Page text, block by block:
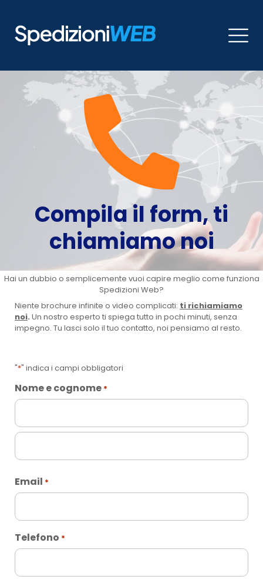
Compila il form, ti
chiamiamo noi
Hai un dubbio o semplicemente vuoi capire meglio come funziona
Spedizioni Web?
Niente brochure infinite o video complicati: ti richiamiamo
noi. Un nostro esperto ti spiega tutto in pochi minuti, senza
impegno. Tu lasci solo il tuo contatto, noi pensiamo al resto.
"*" indica i campi obbligatori
Nome e cognome *
N
m
o
g
m
e
Email *
Telefono *